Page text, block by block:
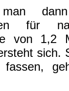
man
für
von 1,2
sich.
fassen,